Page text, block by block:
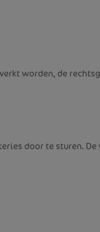
worden, de
door te sturen. De